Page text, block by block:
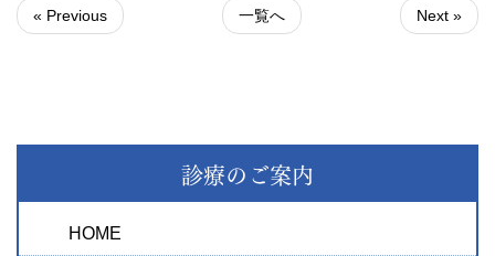
« Previous 一覧へ Next »
診療のご案内
HOME